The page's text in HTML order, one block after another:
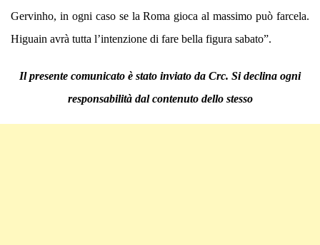
Gervinho, in ogni caso se la Roma gioca al massimo può farcela.
Higuain avrà tutta l’intenzione di fare bella figura sabato”.
Il presente comunicato è stato inviato da Crc. Si declina ogni
responsabilità dal contenuto dello stesso